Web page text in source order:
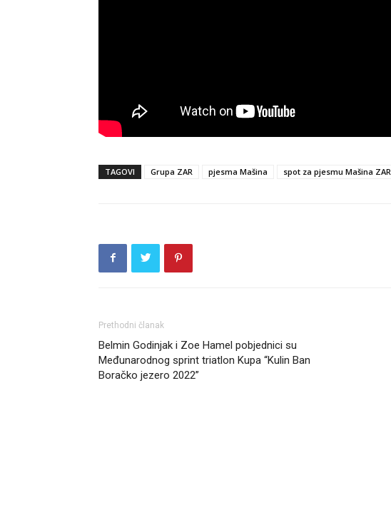
TAGOVI Grupa ZAR pjesma Mašina spot za pjesmu Mašina ZAR
Prethodni članak
Belmin Godinjak i Zoe Hamel pobjednici su
Međunarodnog sprint triatlon Kupa “Kulin Ban
Boračko jezero 2022”